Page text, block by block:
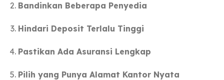
Bandinkan Beberapa Penyedia
Hindari Deposit Terlalu Tinggi
Pastikan Ada Asuransi Lengkap
Pilih yang Punya Alamat Kantor Nyata